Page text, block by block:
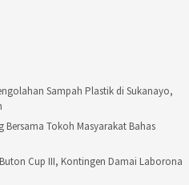
Sampah Plastik di Sukanayo,
Tokoh Masyarakat Bahas
Cup III, Kontingen Damai Laborona